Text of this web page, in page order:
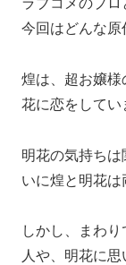
ラブコメのプロ
今回はどんな原
煌は、超お嬢様
花に恋をしてい
明花の気持ち
いに煌と明花は
しかし、まわ
人や、明花に